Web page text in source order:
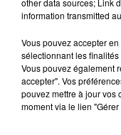
7
information transmitted
Vous pouvez accepter
sélectionnant les
Vous pouvez également
accepter". Vos
pouvez mettre à jour vos
moment via le lien